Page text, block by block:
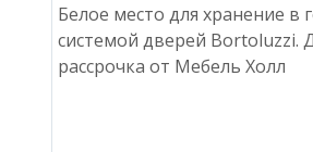
Белое место для хранение в
системой дверей Bortoluzzi.
рассрочка от Мебель Холл